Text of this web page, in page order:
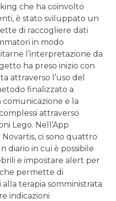
che ha coinvolto
è stato sviluppato un
di raccogliere dati
in modo
l’interpretazione da
ha preso inizio con
attraverso l’uso del
finalizzato a
comunicazione e la
attraverso
Lego. Nell’App
ci sono quattro
diario in cui è possibile
e impostare alert per
permette di
terapia somministrata
indicazioni